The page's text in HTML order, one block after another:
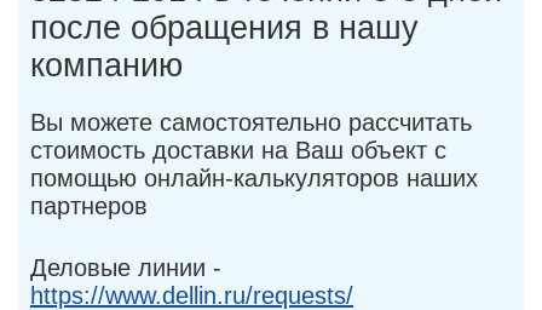
после обращения в нашу
компанию
Вы можете самостоятельно рассчитать
стоимость доставки на Ваш объект с
помощью онлайн-калькуляторов наших
партнеров
Деловые линии -
https://www.dellin.ru/requests/